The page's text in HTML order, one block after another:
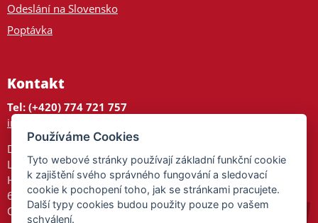
Odeslání na Slovensko
Poptávka
Kontakt
Tel: (+420) 774 721 757
info@tajnedarky.cz
Dárkové centrum
Legionářů 2
Hodonín
695 01
Otevřeno:
Používáme Cookies
Tyto webové stránky používají základní funkční cookie
k zajištění svého správného fungování a sledovací
cookie k pochopení toho, jak se stránkami pracujete.
Další typy cookies budou použity pouze po vašem
schválení.